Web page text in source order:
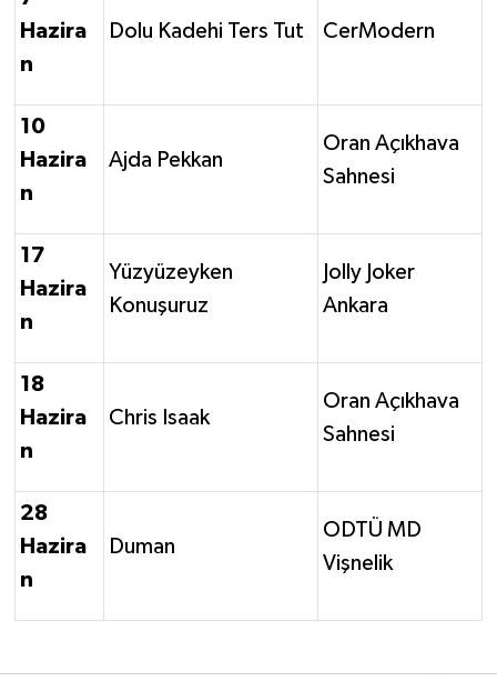
Hazira
n
Dolu Kadehi Ters Tut CerModern
10
Hazira
n
Ajda Pekkan
Oran Açıkhava
Sahnesi
17
Hazira
n
Yüzyüzeyken
Konuşuruz
Jolly Joker
Ankara
18
Hazira
n
Chris Isaak
Oran Açıkhava
Sahnesi
28
Hazira
n
Duman
ODTÜ MD
Vişnelik